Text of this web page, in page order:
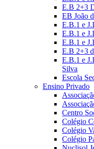
E.B 2+3
EB João
E.B.1 e
E.B.1 e
E.B.1 e
E.B 2+3
E.B.1 e
Silva
Escola
Ensino Privado
Centro
Colégio
Colégio
Colégio